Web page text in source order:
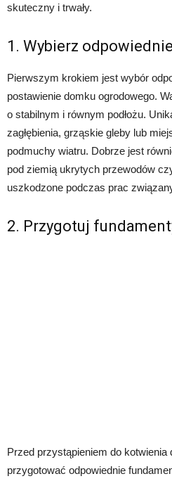
skuteczny i trwały.
1. Wybierz
Pierwszym krokiem jest wybór
postawienie domku ogrodowego.
o stabilnym i równym podłożu.
zagłębienia, grząskie gleby lub
podmuchy wiatru. Dobrze jest
pod ziemią ukrytych przewodów
uszkodzone podczas prac
2. Przygotuj
Przed przystąpieniem do
przygotować odpowiednie